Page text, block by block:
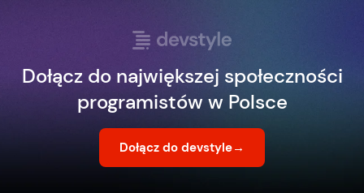
Dołącz do największej społeczności
programistów w Polsce
Dołącz do devstyle→